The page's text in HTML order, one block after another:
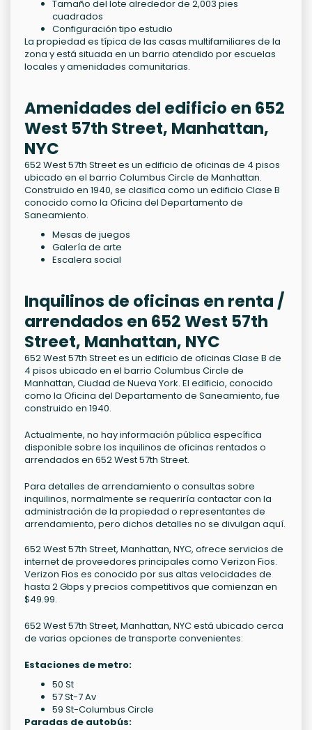
Tamaño del lote alrededor de 2,003 pies
cuadrados
Configuración tipo estudio
La propiedad es típica de las casas multifamiliares de la
zona y está situada en un barrio atendido por escuelas
locales y amenidades comunitarias.
Amenidades del edificio en 652
West 57th Street, Manhattan,
NYC
652 West 57th Street es un edificio de oficinas de 4 pisos
ubicado en el barrio Columbus Circle de Manhattan.
Construido en 1940, se clasifica como un edificio Clase B
conocido como la Oficina del Departamento de
Saneamiento.
Mesas de juegos
Galería de arte
Escalera social
Inquilinos de oficinas en renta /
arrendados en 652 West 57th
Street, Manhattan, NYC
652 West 57th Street es un edificio de oficinas Clase B de
4 pisos ubicado en el barrio Columbus Circle de
Manhattan, Ciudad de Nueva York. El edificio, conocido
como la Oficina del Departamento de Saneamiento, fue
construido en 1940.
Actualmente, no hay información pública específica
disponible sobre los inquilinos de oficinas rentados o
arrendados en 652 West 57th Street.
Para detalles de arrendamiento o consultas sobre
inquilinos, normalmente se requeriría contactar con la
administración de la propiedad o representantes de
arrendamiento, pero dichos detalles no se divulgan aquí.
652 West 57th Street, Manhattan, NYC, ofrece servicios de
internet de proveedores principales como Verizon Fios.
Verizon Fios es conocido por sus altas velocidades de
hasta 2 Gbps y precios competitivos que comienzan en
$49.99.
652 West 57th Street, Manhattan, NYC está ubicado cerca
de varias opciones de transporte convenientes:
Estaciones de metro:
50 St
57 St-7 Av
59 St-Columbus Circle
Paradas de autobús: